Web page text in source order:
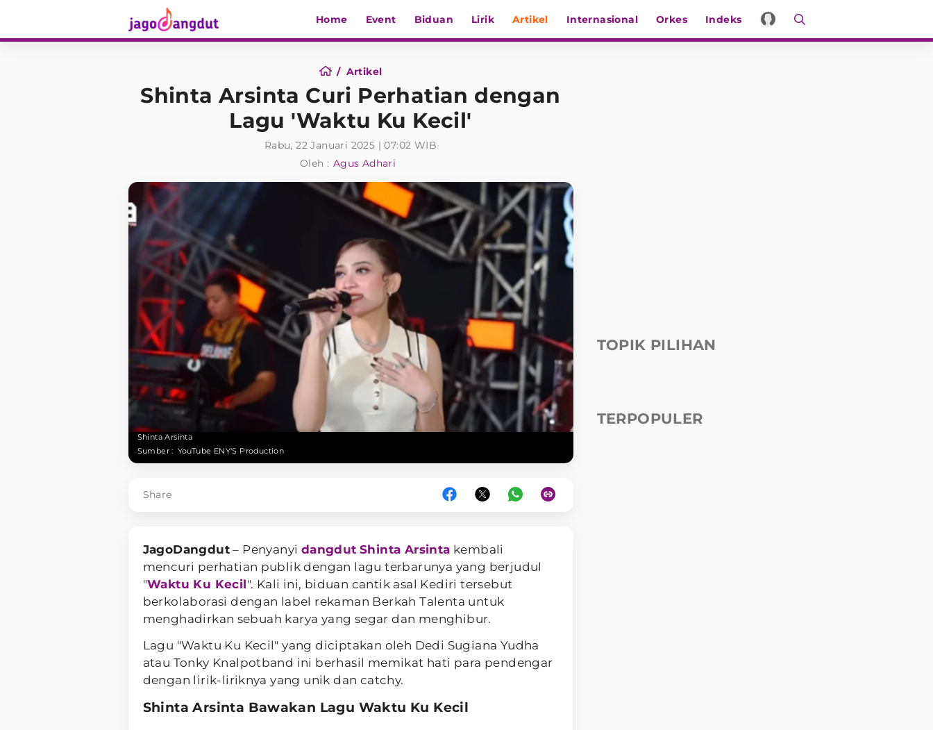
Home Event Biduan Lirik Artikel Internasional Orkes Indeks
Artikel
Shinta Arsinta Curi Perhatian dengan
Lagu 'Waktu Ku Kecil'
Rabu, 22 Januari 2025 | 07:02 WIB
Oleh : Agus Adhari
Shinta Arsinta
Sumber : YouTube ENY'S Production
Share
JagoDangdut– Penyanyi dangdut Shinta Arsinta kembali
mencuri perhatian publik dengan lagu terbarunya yang berjudul
"Waktu Ku Kecil". Kali ini, biduan cantik asal Kediri tersebut
berkolaborasi dengan label rekaman Berkah Talenta untuk
menghadirkan sebuah karya yang segar dan menghibur.
Lagu "Waktu Ku Kecil" yang diciptakan oleh Dedi Sugiana Yudha
atau Tonky Knalpotband ini berhasil memikat hati para pendengar
dengan lirik-liriknya yang unik dan catchy.
Shinta Arsinta Bawakan Lagu Waktu Ku Kecil
TOPIK PILIHAN
TERPOPULER